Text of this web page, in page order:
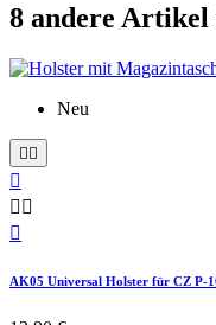
8 andere
Neu


 

AK05 Universal Holster für CZ P-